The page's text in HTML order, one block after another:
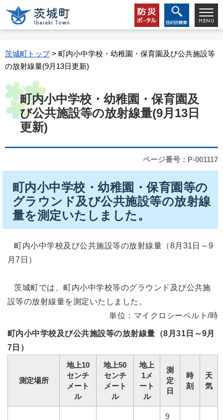
茨城町トップ> 町内小中学校・幼稚園・保育園及び公共施設等
の放射線量(9月13日更新)
町内小中学校・幼稚園・保育園及
び公共施設等の放射線量(9月13日
更新)
ページ番号：P-001117
町内小中学校・幼稚園・保育園等の
グラウンド及び公共施設等の放射線
量を測定いたしました。
町内小中学校及び公共施設等の放射線量（8月31日～9
月7日）
茨城町では、町内小中学校等のグラウンド及び公共施
設等の放射線量を測定いたしました。
単位：マイクロシーベルト/時
町内小中学校及び公共施設等の放射線量（8月31日～9月
7日）
測定場所
地上10
センチ
メート
ル
地上50
センチ
メート
ル
地上
1メ
ート
ル
測
定
日
時
刻
天
気
9